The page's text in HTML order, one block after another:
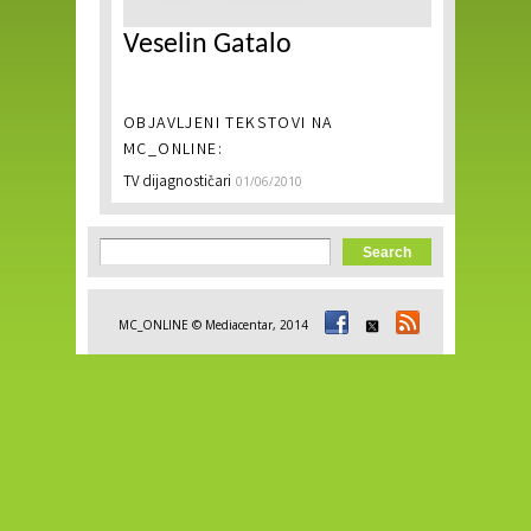
Veselin Gatalo
OBJAVLJENI TEKSTOVI NA
MC_ONLINE:
TV dijagnostičari 01/06/2010
Search form
Search
MC_ONLINE © Mediacentar, 2014